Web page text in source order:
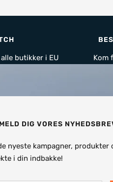
butikker i EU Kom
DIG VORES
nyeste kampagner,
i din indbakke!